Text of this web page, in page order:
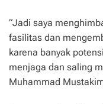
“Jadi saya
fasilitas dan
karena banyak
menjaga dan saling
Muhammad